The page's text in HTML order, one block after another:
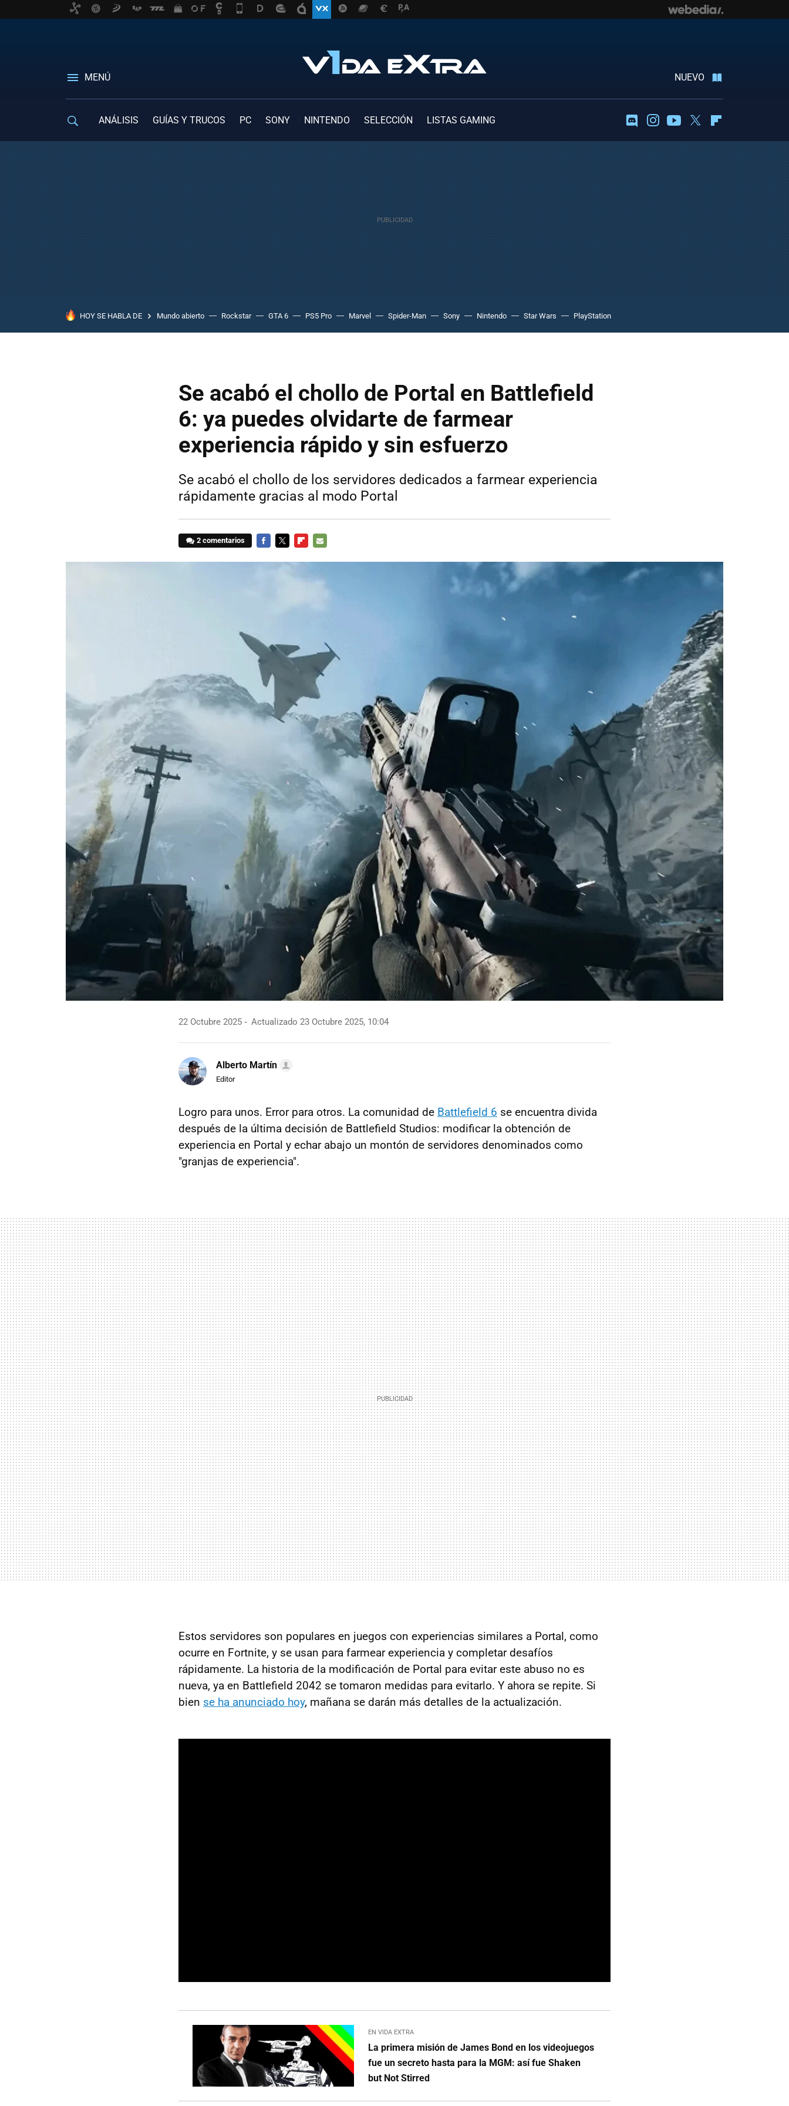
MENÚ NUEVO
ANÁLISIS GUÍAS Y TRUCOS PC SONY NINTENDO SELECCIÓN LISTAS GAMING DiscordInstagramYoutubeTwitter
HOY SE HABLA DE Mundo abierto Rockstar GTA 6 PS5 Pro Marvel Spider-Man Sony Nintendo Star Wars PlayStation
Se acabó el chollo de Portal en Battlefield
6: ya puedes olvidarte de farmear
experiencia rápido y sin esfuerzo
Se acabó el chollo de los servidores dedicados a farmear experiencia
rápidamente gracias al modo Portal
2 comentarios
22 Octubre 2025 Actualizado 23 Octubre 2025, 10:04
Alberto Martín
Editor
Logro para unos. Error para otros. La comunidad de Battlefield 6 se encuentra divida
después de la última decisión de Battlefield Studios: modificar la obtención de
experiencia en Portal y echar abajo un montón de servidores denominados como
"granjas de experiencia".
Estos servidores son populares en juegos con experiencias similares a Portal, como
ocurre en Fortnite, y se usan para farmear experiencia y completar desafíos
rápidamente. La historia de la modificación de Portal para evitar este abuso no es
nueva, ya en Battlefield 2042 se tomaron medidas para evitarlo. Y ahora se repite. Si
bien se ha anunciado hoy, mañana se darán más detalles de la actualización.
EN VIDA EXTRA
La primera misión de James Bond en los videojuegos
fue un secreto hasta para la MGM: así fue Shaken
but Not Stirred